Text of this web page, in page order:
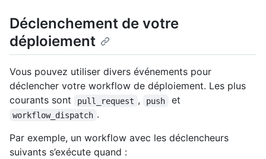
Déclenchement de votre
déploiement
Vous pouvez utiliser divers événements pour
déclencher votre workflow de déploiement. Les plus
courants sont
pull_request , push et
workflow_dispatch .
Par exemple, un workflow avec les déclencheurs
suivants s’exécute quand :